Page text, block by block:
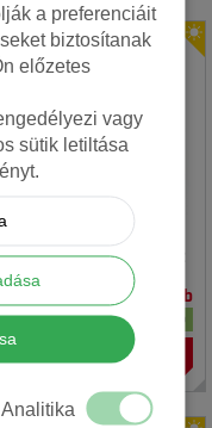
195/65R15 91V RH02
14 990 Ft/ db
a preferenciáit
biztosítanak
előzetes
vagy
sütik letiltása
Analitika